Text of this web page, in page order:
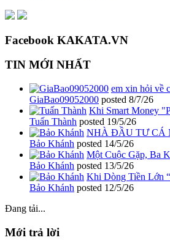
Facebook KAKATA.VN
TIN MỚI NHẤT
em xin hỏi về
GiaBao09052000 posted 8/7/26
Khi Smart Money
Tuấn Thành posted 19/5/26
NHÀ ĐẦU TƯ CÁ
Bảo Khánh posted 14/5/26
Một Cuộc Gặp, Ba
Bảo Khánh posted 13/5/26
Khi Dòng Tiền Lớn
Bảo Khánh posted 12/5/26
Đang tải...
Mới trả lời